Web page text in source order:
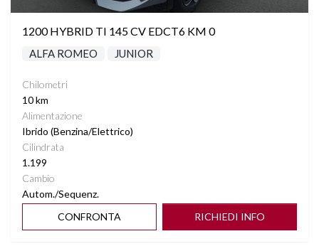
1200 HYBRID TI 145 CV EDCT6 KM 0
ALFA ROMEO JUNIOR
Chilometri
10 km
Alimentazione
Ibrido (Benzina/Elettrico)
Cilindrata
1.199
Cambio
Autom./Sequenz.
CONFRONTA
RICHIEDI INFO